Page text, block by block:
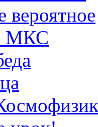
вероятное
МКС